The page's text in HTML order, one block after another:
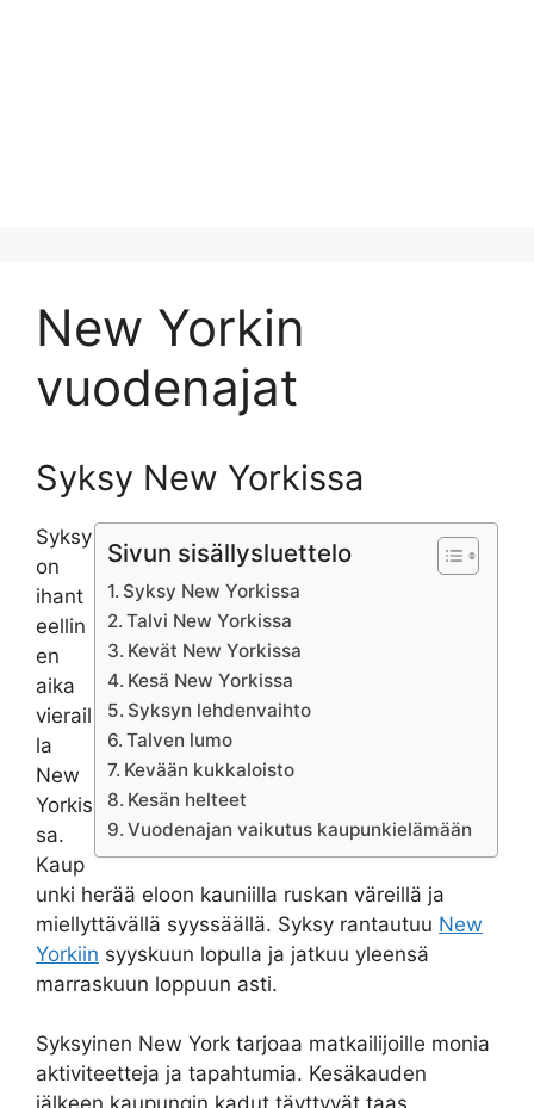
New Yorkin
vuodenajat
Syksy New Yorkissa
Sivun sisällysluettelo
Syksy New Yorkissa
Talvi New Yorkissa
Kevät New Yorkissa
Kesä New Yorkissa
Syksyn lehdenvaihto
Talven lumo
Kevään kukkaloisto
Kesän helteet
Vuodenajan vaikutus kaupunkielämään
Syksy
on
ihant
eellin
en
aika
vierail
la
New
Yorkis
sa.
Kaup
unki herää eloon kauniilla ruskan väreillä ja
miellyttävällä syyssäällä. Syksy rantautuu New
Yorkiin syyskuun lopulla ja jatkuu yleensä
marraskuun loppuun asti.
Syksyinen New York tarjoaa matkailijoille monia
aktiviteetteja ja tapahtumia. Kesäkauden